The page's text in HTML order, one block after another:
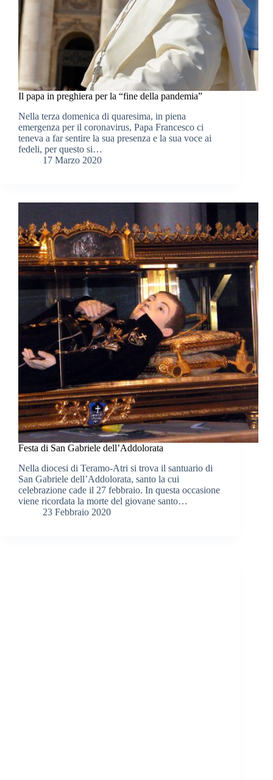
Il papa in preghiera per la “fine della pandemia”
Nella terza domenica di quaresima, in piena
emergenza per il coronavirus, Papa Francesco ci
teneva a far sentire la sua presenza e la sua voce ai
fedeli, per questo si…
17 Marzo 2020
Festa di San Gabriele dell’Addolorata
Nella diocesi di Teramo-Atri si trova il santuario di
San Gabriele dell’Addolorata, santo la cui
celebrazione cade il 27 febbraio. In questa occasione
viene ricordata la morte del giovane santo…
23 Febbraio 2020